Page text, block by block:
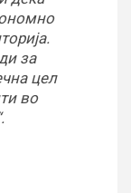
за
цел
во